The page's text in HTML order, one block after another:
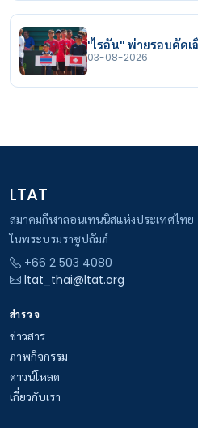
"ไรอัน" พ่ายรอบคัดเ
03-08-2026
LTAT
สมาคมกีฬาลอนเทนนิสแห่งประเทศไทย
ในพระบรมราชูปถัมภ์
+66 2 503 4080
ltat_thai@ltat.org
สำรวจ
ข่าวสาร
ภาพกิจกรรม
ดาวน์โหลด
เกี่ยวกับเรา